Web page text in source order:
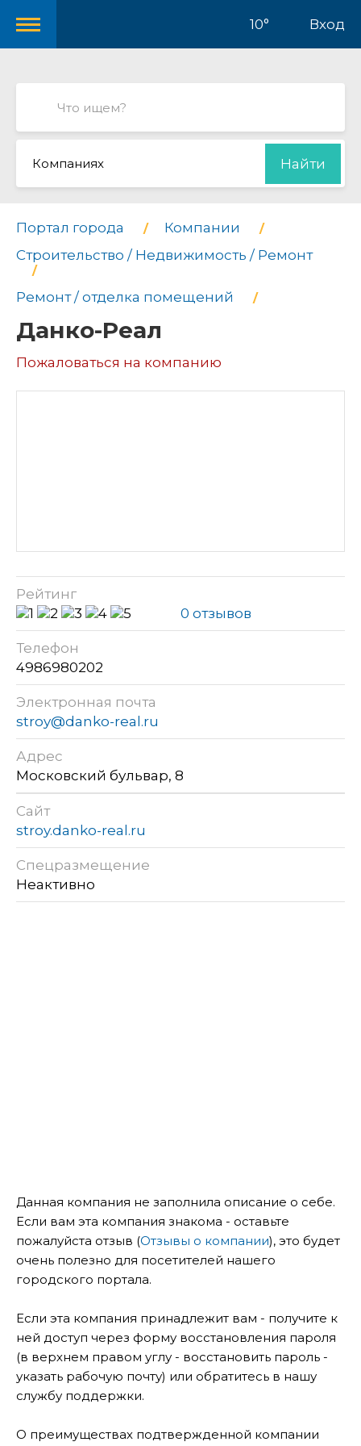
10° Вход
Компаниях Найти
Портал города
Компании
Строительство / Недвижимость / Ремонт
Ремонт / отделка помещений
Данко-Реал
Пожаловаться на компанию
Рейтинг
0 отзывов
Телефон
4986980202
Электронная почта
stroy@danko-real.ru
Адрес
Московский бульвар, 8
Сайт
stroy.danko-real.ru
Спецразмещение
Неактивно
Данная компания не заполнила описание о себе.
Если вам эта компания знакома - оставьте
пожалуйста отзыв (Отзывы о компании), это будет
очень полезно для посетителей нашего
городского портала.
Если эта компания принадлежит вам - получите к
ней доступ через форму восстановления пароля
(в верхнем правом углу - восстановить пароль -
указать рабочую почту) или обратитесь в нашу
службу поддержки.
О преимуществах подтвержденной компании